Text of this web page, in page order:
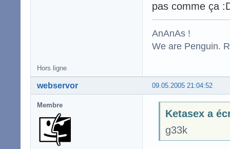
pas comme ça
AnAnAs !
We are Penguin.
Hors ligne
09.05.2005 21:04:52
webservor
Membre
Ketasex a
g33k